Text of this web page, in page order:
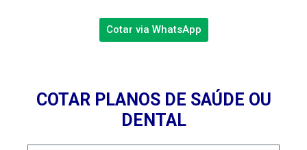
Cotar via WhatsApp
COTAR PLANOS DE SAÚDE OU
DENTAL